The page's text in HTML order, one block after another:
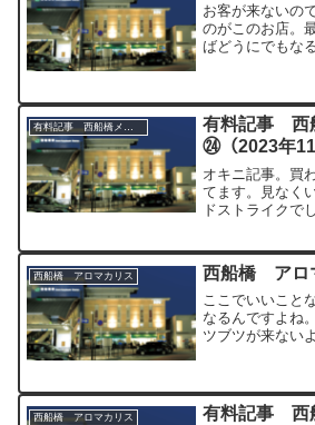
お客が来ないの
のがこのお店。
ばどうにでもな
ぽい子をチョイ
雷。。。90min
有料記事 西船橋メンズエステ関連
有料記事 西
㉔（2023年11
オキニ記事。買
てます。見なく
ドストライクで
西船橋 アロマカリス 西船橋 アロ
ここでいいこと
なるんですよね
ツブツが来ない
やっぱり20代前
久々に支払い...
西船橋 アロマカリス
有料記事 西